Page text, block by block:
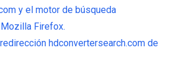
y el motor de búsqueda
Firefox.
hdconvertersearch.com de